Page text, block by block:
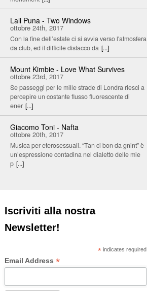
Lali Puna - Two Windows
ottobre 24th, 2017
Con la fine dell’estate ci si avvia verso l'atmosfera
da club, ed il difficile distacco da [...]
Mount Kimbie - Love What Survives
ottobre 23rd, 2017
Se passeggi per le mille strade di Londra riesci a
percepire un costante flusso fluorescente di
ener [...]
Giacomo Toni - Nafta
ottobre 20th, 2017
Musica per eterosessuali. “Tan ci bon da gnint” è
un’espressione contadina nel dialetto delle mie
p [...]
Iscriviti alla nostra
Newsletter!
* indicates required
Email Address*